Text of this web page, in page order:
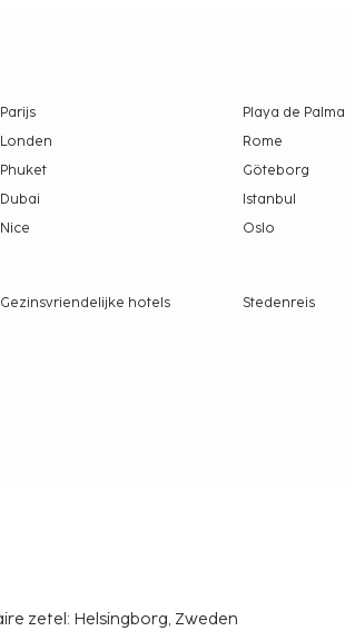
Parijs
Playa de Palma
Londen
Rome
Phuket
Göteborg
Dubai
Istanbul
Nice Oslo
Gezinsvriendelijke hotels
Stedenreis
zetel: Helsingborg, Zweden